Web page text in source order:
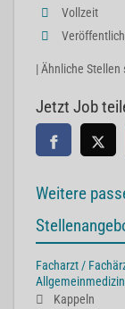
Vollzeit
| Ähnliche Stellen
Jetzt Job
Weitere
Facharzt /
Kappeln